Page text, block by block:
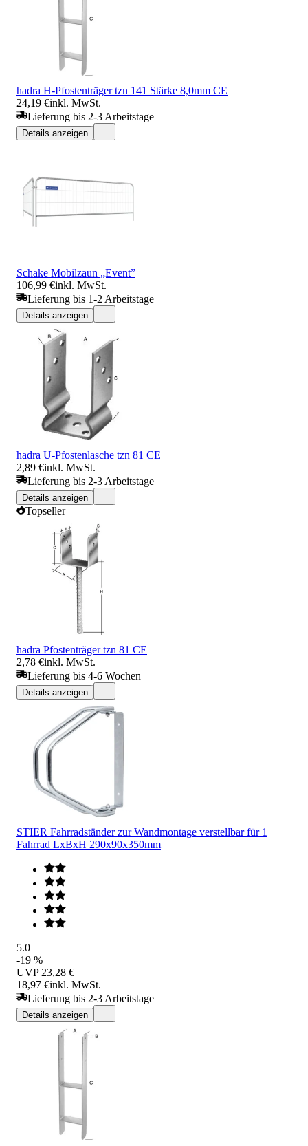
hadra H-Pfostenträger tzn 141 Stärke 8,0mm CE
24,19 €inkl. MwSt.
Lieferung bis 2-3 Arbeitstage
Details anzeigen
Schake Mobilzaun „Event”
106,99 €inkl. MwSt.
Lieferung bis 1-2 Arbeitstage
Details anzeigen
hadra U-Pfostenlasche tzn 81 CE
2,89 €inkl. MwSt.
Lieferung bis 2-3 Arbeitstage
Details anzeigen
Topseller
hadra Pfostenträger tzn 81 CE
2,78 €inkl. MwSt.
Lieferung bis 4-6 Wochen
Details anzeigen
STIER Fahrradständer zur Wandmontage verstellbar für 1
Fahrrad LxBxH 290x90x350mm
5.0
-19 %
UVP 23,28 €
18,97 €inkl. MwSt.
Lieferung bis 2-3 Arbeitstage
Details anzeigen